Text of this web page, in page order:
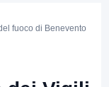
fuoco di Benevento